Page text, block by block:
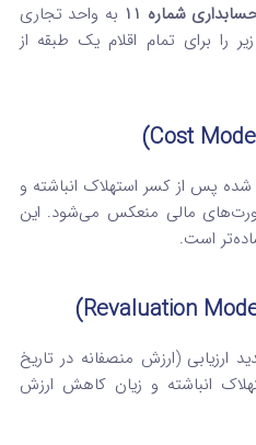
شماره 11
به واحد تجاری
را برای تمام اقلام یک طبقه از
شده پس از کسر استهلاک انباشته و
مالی منعکس می‌شود. این
است.
ارزیابی (ارزش منصفانه در تاریخ
انباشته و زیان کاهش ارزش